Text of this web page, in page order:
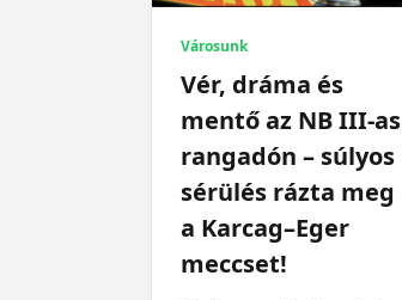
Városunk
Vér, dráma és
mentő az NB III-as
rangadón – súlyos
sérülés rázta meg
a Karcag–Eger
meccset!